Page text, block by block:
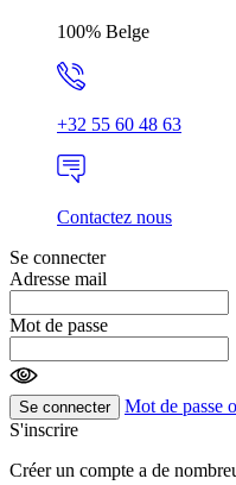
100% Belge
+32 55 60 48 63
Contactez nous
Se connecter
Adresse mail
Mot de passe
Se connecter
Mot de passe
S'inscrire
Créer un compte a de